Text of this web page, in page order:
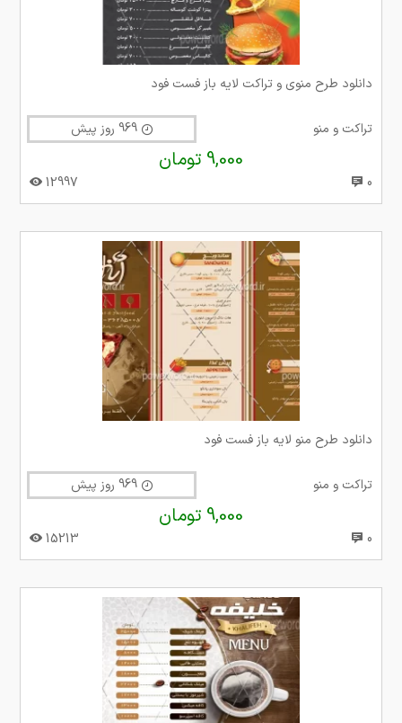
دانلود طرح منوی و تراکت لایه باز فست فود
تراکت و منو 969 روز پیش
9,000 تومان
0
12997
دانلود طرح منو لایه باز فست فود
تراکت و منو 969 روز پیش
9,000 تومان
0
15213